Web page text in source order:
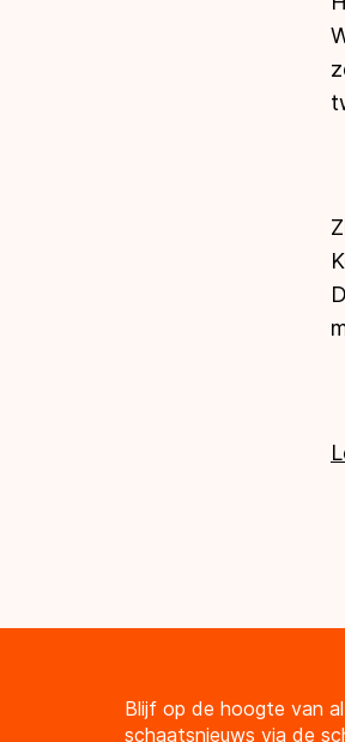
Blijf op de hoogte van
schaatsnieuws via de